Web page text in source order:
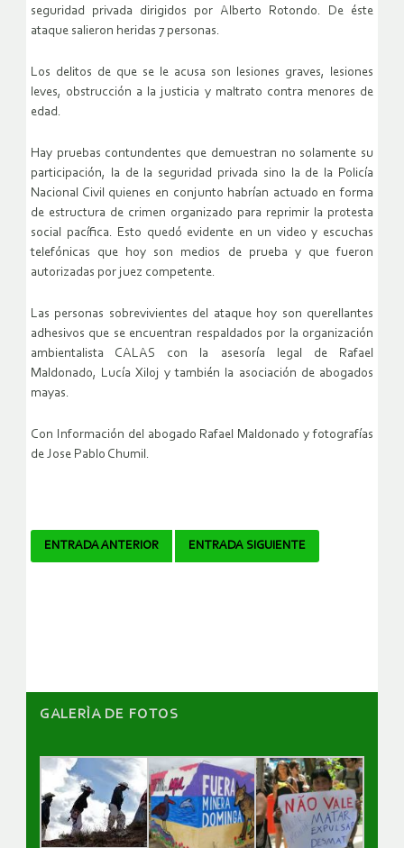
seguridad privada dirigidos por Alberto Rotondo. De éste
ataque salieron heridas 7 personas.
Los delitos de que se le acusa son lesiones graves, lesiones
leves, obstrucción a la justicia y maltrato contra menores de
edad.
Hay pruebas contundentes que demuestran no solamente su
participación, la de la seguridad privada sino la de la Policía
Nacional Civil quienes en conjunto habrían actuado en forma
de estructura de crimen organizado para reprimir la protesta
social pacífica. Esto quedó evidente en un video y escuchas
telefónicas que hoy son medios de prueba y que fueron
autorizadas por juez competente.
Las personas sobrevivientes del ataque hoy son querellantes
adhesivos que se encuentran respaldados por la organización
ambientalista CALAS con la asesoría legal de Rafael
Maldonado, Lucía Xiloj y también la asociación de abogados
mayas.
Con Información del abogado Rafael Maldonado y fotografías
de Jose Pablo Chumil.
Navegador
ENTRADA ANTERIOR ENTRADA SIGUIENTE
GALERÌA DE FOTOS